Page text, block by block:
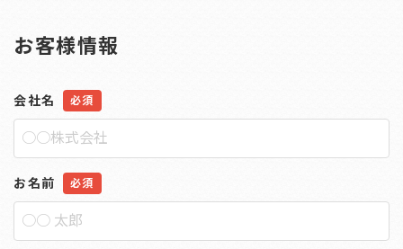
お客様情報
会社名
お名前